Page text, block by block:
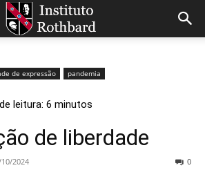
de expressão pandemia
de liberdade
2024 0